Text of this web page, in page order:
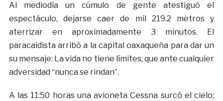
Al mediodía un cúmulo de gente atestiguó el
espectáculo, dejarse caer de mil 219.2 metros y
aterrizar en aproximadamente 3 minutos. El
paracaidista arribó a la capital oaxaqueña para dar un
su mensaje: La vida no tiene límites, que ante cualquier
adversidad “nunca se rindan”.
A las 11:50 horas una avioneta Cessna surcó el cielo;